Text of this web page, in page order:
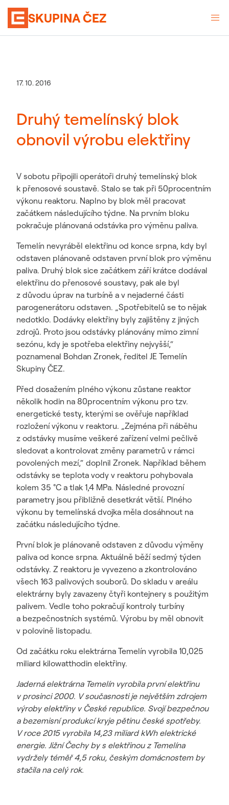
SKUPINA ČEZ
17. 10. 2016
Druhý temelínský blok
obnovil výrobu elektřiny
V sobotu připojili operátoři druhý temelínský blok
k přenosové soustavě. Stalo se tak při 50procentním
výkonu reaktoru. Naplno by blok měl pracovat
začátkem následujícího týdne. Na prvním bloku
pokračuje plánovaná odstávka pro výměnu paliva.
Temelín nevyráběl elektřinu od konce srpna, kdy byl
odstaven plánovaně odstaven první blok pro výměnu
paliva. Druhý blok sice začátkem září krátce dodával
elektřinu do přenosové soustavy, pak ale byl
z důvodu úprav na turbíně a v nejaderné části
parogenerátoru odstaven. „Spotřebitelů se to nějak
nedotklo. Dodávky elektřiny byly zajištěny z jiných
zdrojů. Proto jsou odstávky plánovány mimo zimní
sezónu, kdy je spotřeba elektřiny nejvyšší,“
poznamenal Bohdan Zronek, ředitel JE Temelín
Skupiny ČEZ.
Před dosažením plného výkonu zůstane reaktor
několik hodin na 80procentním výkonu pro tzv.
energetické testy, kterými se ověřuje například
rozložení výkonu v reaktoru. „Zejména při náběhu
z odstávky musíme veškeré zařízení velmi pečlivě
sledovat a kontrolovat změny parametrů v rámci
povolených mezí,“ doplnil Zronek. Například během
odstávky se teplota vody v reaktoru pohybovala
kolem 35 °C a tlak 1,4 MPa. Následné provozní
parametry jsou přibližně desetkrát větší. Plného
výkonu by temelínská dvojka měla dosáhnout na
začátku následujícího týdne.
První blok je plánovaně odstaven z důvodu výměny
paliva od konce srpna. Aktuálně běží sedmý týden
odstávky. Z reaktoru je vyvezeno a zkontrolováno
všech 163 palivových souborů. Do skladu v areálu
elektrárny byly zavazeny čtyři kontejnery s použitým
palivem. Vedle toho pokračují kontroly turbíny
a bezpečnostních systémů. Výrobu by měl obnovit
v polovině listopadu.
Od začátku roku elektrárna Temelín vyrobila 10,025
miliard kilowatthodin elektřiny.
Jaderná elektrárna Temelín vyrobila první elektřinu
v prosinci 2000. V současnosti je největším zdrojem
výroby elektřiny v České republice. Svojí bezpečnou
a bezemisní produkcí kryje pětinu české spotřeby.
V roce 2015 vyrobila 14,23 miliard kWh elektrické
energie. Jižní Čechy by s elektřinou z Temelína
vydržely téměř 4,5 roku, českým domácnostem by
stačila na celý rok.